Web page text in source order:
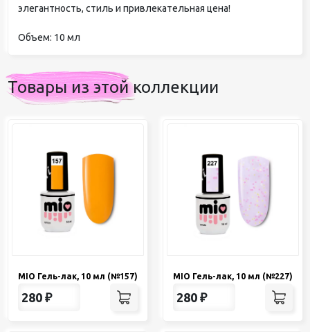
элегантность, стиль и привлекательная цена!
Объем: 10 мл
Товары из этой коллекции
MIO Гель-лак, 10 мл (№157)
280 ₽
MIO Гель-лак, 10 мл (№227)
280 ₽